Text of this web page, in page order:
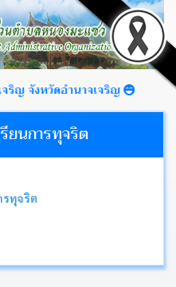
หวัดอำนาจเจริญ
ยนการทุจริต
รทุจริต